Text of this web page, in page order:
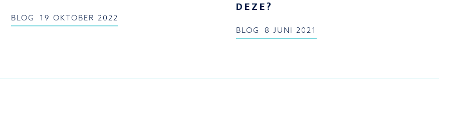
BLOG 19 OKTOBER 2022
DEZE?
BLOG 8 JUNI 2021